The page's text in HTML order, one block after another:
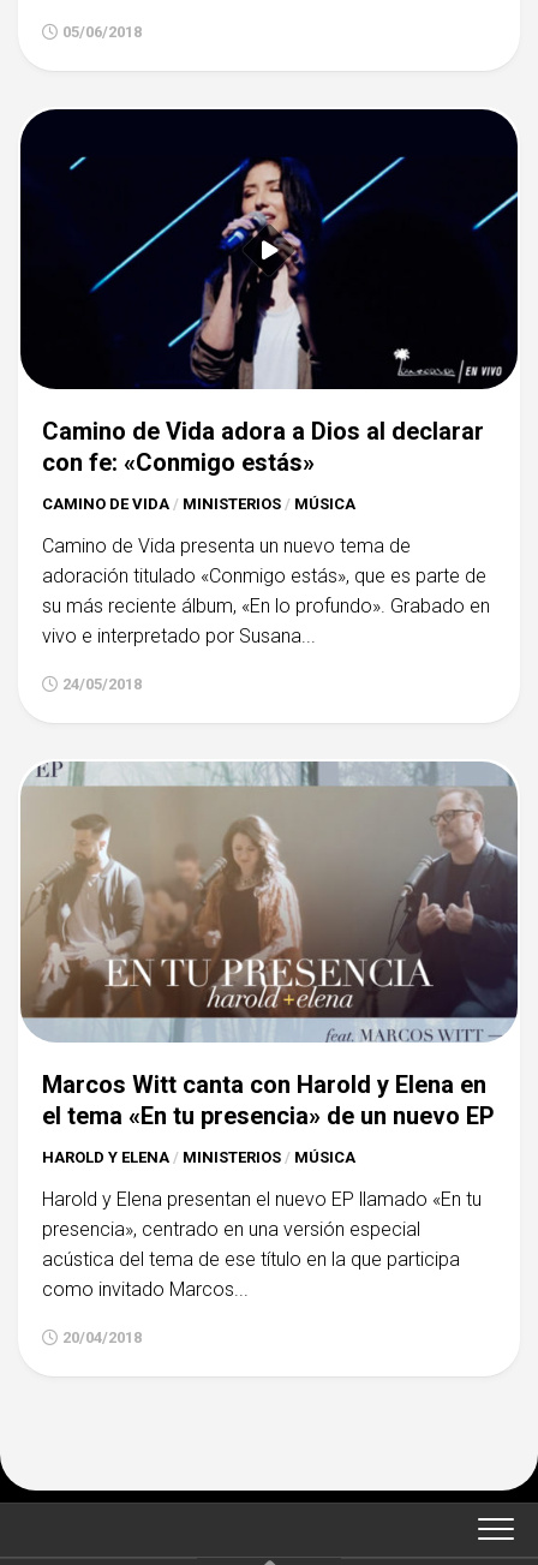
05/06/2018
Camino de Vida adora a Dios al declarar
con fe: «Conmigo estás»
CAMINO DE VIDA / MINISTERIOS / MÚSICA
Camino de Vida presenta un nuevo tema de
adoración titulado «Conmigo estás», que es parte de
su más reciente álbum, «En lo profundo». Grabado en
vivo e interpretado por Susana...
24/05/2018
Marcos Witt canta con Harold y Elena en
el tema «En tu presencia» de un nuevo EP
HAROLD Y ELENA / MINISTERIOS / MÚSICA
Harold y Elena presentan el nuevo EP llamado «En tu
presencia», centrado en una versión especial
acústica del tema de ese título en la que participa
como invitado Marcos...
20/04/2018